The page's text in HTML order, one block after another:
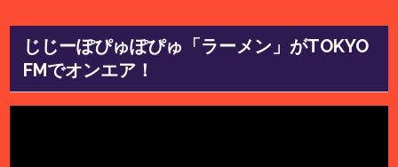
じじーぽぴゅぽぴゅ「ラーメン」がTOKYO
FMでオンエア！